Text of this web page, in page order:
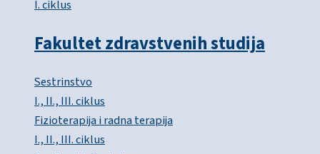
I. ciklus
Fakultet zdravstvenih studija
Sestrinstvo
I., II., III. ciklus
Fizioterapija i radna terapija
I., II., III. ciklus